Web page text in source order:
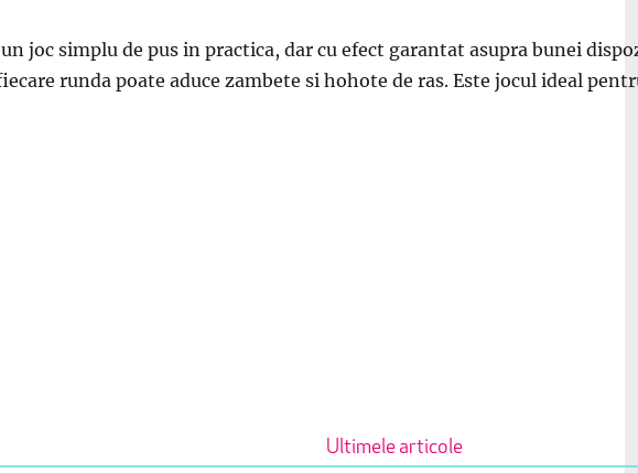
joc simplu de pus in practica, dar cu efect garantat asupra bunei
runda poate aduce zambete si hohote de ras. Este jocul ideal
Ultimele articole